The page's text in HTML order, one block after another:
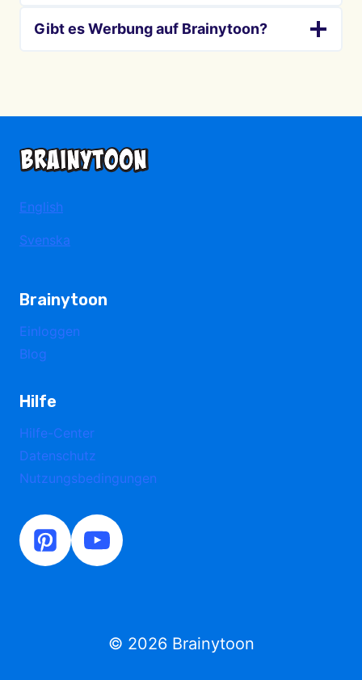
Gibt es Werbung auf Brainytoon?
English
Svenska
Brainytoon
Einloggen
Blog
Hilfe
Hilfe-Center
Datenschutz
Nutzungsbedingungen
© 2026 Brainytoon